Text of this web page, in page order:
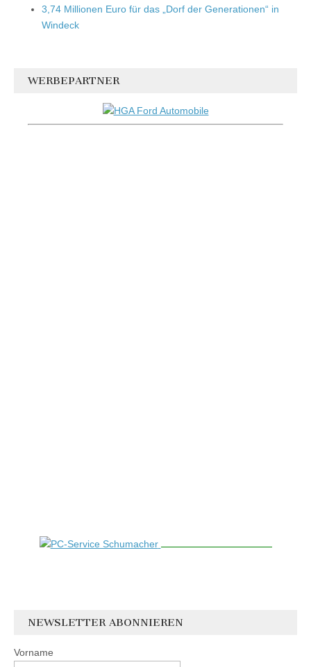
3,74 Millionen Euro für das „Dorf der Generationen“ in
Windeck
WERBEPARTNER
NEWSLETTER ABONNIEREN
Vorname